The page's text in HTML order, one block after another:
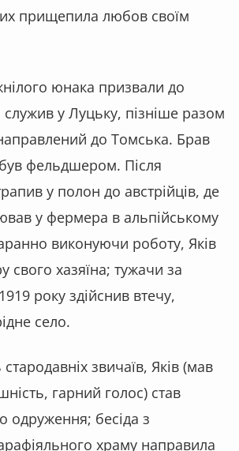
прищепила любов своїм
юнака призвали до
служив у Луцьку, пізніше разом
до Томська. Брав
фельдшером. Після
у полон до австрійців, де
у фермера в альпійському
виконуючи роботу, Яків
свого хазяїна; тужачи за
року здійснив втечу,
село.
звичаїв, Яків (мав
гарний голос) став
одруження; бесіда з
храму направила